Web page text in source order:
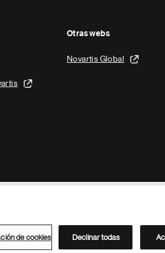
Otras webs
Novartis Global
Directorio
de cookies Declinar todas